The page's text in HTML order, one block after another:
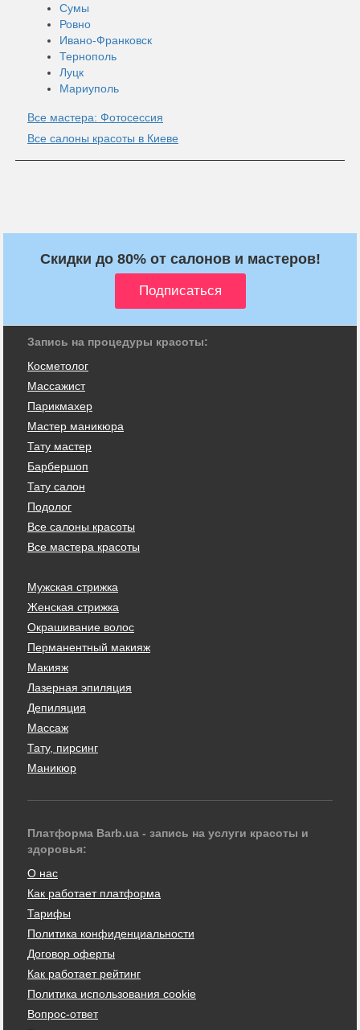
Сумы
Ровно
Ивано-Франковск
Тернополь
Луцк
Мариуполь
Все мастера: Фотосессия
Все салоны красоты в Киеве
Скидки до 80% от салонов и мастеров!
Запись на процедуры красоты:
Косметолог
Массажист
Парикмахер
Мастер маникюра
Тату мастер
Барбершоп
Тату салон
Подолог
Все салоны красоты
Все мастера красоты
Мужская стрижка
Женская стрижка
Окрашивание волос
Перманентный макияж
Макияж
Лазерная эпиляция
Депиляция
Массаж
Тату, пирсинг
Маникюр
Платформа Barb.ua - запись на услуги красоты и
здоровья:
О нас
Как работает платформа
Тарифы
Политика конфиденциальности
Договор оферты
Как работает рейтинг
Политика использования cookie
Вопрос-ответ